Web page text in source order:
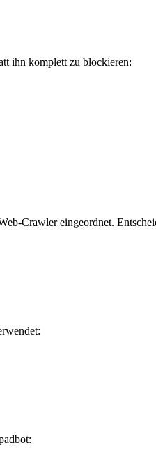
ihn komplett zu blockieren:
Crawler eingeordnet.